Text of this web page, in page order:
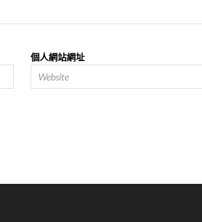
個人網站網址